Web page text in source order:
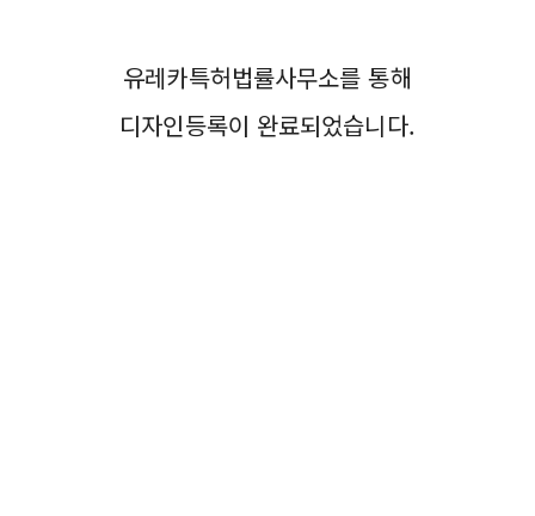
유레카특허법률사무소를 통해
디자인등록이 완료되었습니다.